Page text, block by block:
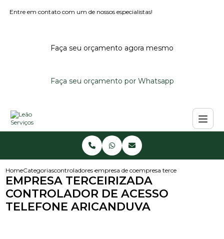
Entre em contato com um de nossos especialistas!
Faça seu orçamento agora mesmo
Faça seu orçamento por Whatsapp
HomeCategoriascontroladores de acessoempresa de controlador de acesso
empresa terceirizada
EMPRESA TERCEIRIZADA
CONTROLADOR DE ACESSO
TELEFONE ARICANDUVA